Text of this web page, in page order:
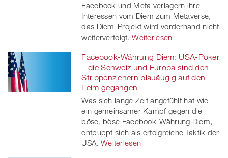
Facebook und Meta verlagern ihre
Interessen vom Diem zum Metaverse,
das Diem-Projekt wird vorderhand nicht
weiterverfolgt. Weiterlesen
Facebook-Währung Diem: USA-Poker
– die Schweiz und Europa sind den
Strippenziehern blauäugig auf den
Leim gegangen
Was sich lange Zeit angefühlt hat wie
ein gemeinsamer Kampf gegen die
böse, böse Facebook-Währung Diem,
entpuppt sich als erfolgreiche Taktik der
USA. Weiterlesen